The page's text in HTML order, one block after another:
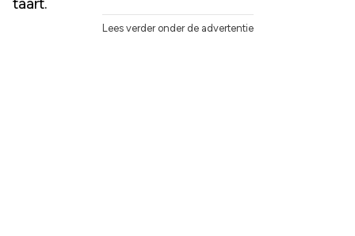
Lees verder onder de advertentie